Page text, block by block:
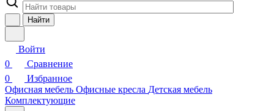
Найти
Войти
0
Сравнение
0
Избранное
Офисная мебель Офисные кресла Детская мебель
Комплектующие